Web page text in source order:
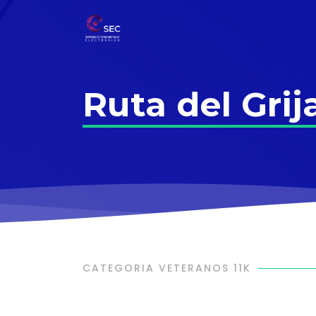
Ruta del
CATEGORIA VETERANOS 11K